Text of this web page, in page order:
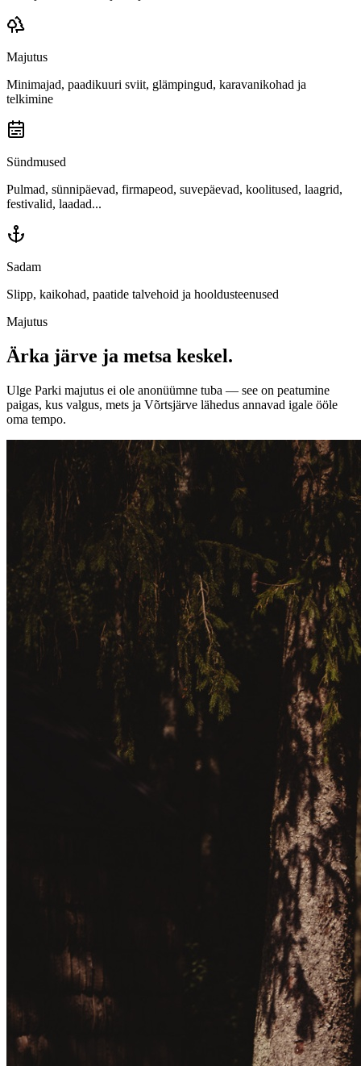
Majutus
Minimajad, paadikuuri sviit, glämpingud, karavanikohad ja
telkimine
Sündmused
Pulmad, sünnipäevad, firmapeod, suvepäevad, koolitused, laagrid,
festivalid, laadad...
Sadam
Slipp, kaikohad, paatide talvehoid ja hooldusteenused
Majutus
Ärka järve ja metsa keskel.
Ulge Parki majutus ei ole anonüümne tuba — see on peatumine
paigas, kus valgus, mets ja Võrtsjärve lähedus annavad igale ööle
oma tempo.